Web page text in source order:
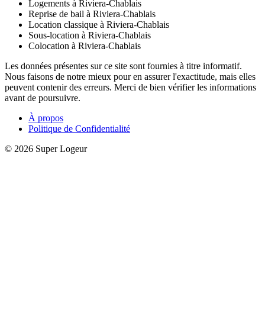
Logements à Riviera-Chablais
Reprise de bail à Riviera-Chablais
Location classique à Riviera-Chablais
Sous-location à Riviera-Chablais
Colocation à Riviera-Chablais
Les données présentes sur ce site sont fournies à titre informatif.
Nous faisons de notre mieux pour en assurer l'exactitude, mais elles
peuvent contenir des erreurs. Merci de bien vérifier les informations
avant de poursuivre.
À propos
Politique de Confidentialité
© 2026 Super Logeur